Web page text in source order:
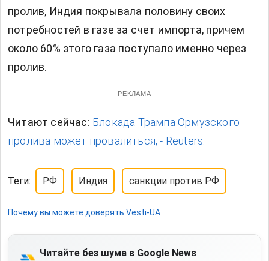
пролив, Индия покрывала половину своих
потребностей в газе за счет импорта, причем
около 60% этого газа поступало именно через
пролив.
РЕКЛАМА
Читают сейчас: Блокада Трампа Ормузского
пролива может провалиться, - Reuters.
Теги: РФ Индия санкции против РФ
Почему вы можете доверять Vesti-UA
Читайте без шума в Google News